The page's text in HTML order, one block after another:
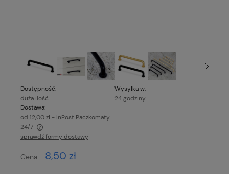
Dostępność:
duża ilość
Wysyłka w:
24 godziny
Dostawa:
od 12,00 zł - InPost Paczkomaty
24/7
Cena nie zawiera ewentualnych kosztów płatności
sprawdź formy dostawy
Cena: 8,50 zł